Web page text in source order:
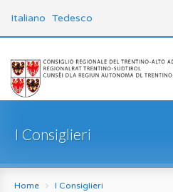
Italiano Tedesco
I Consiglieri
Home I Consiglieri